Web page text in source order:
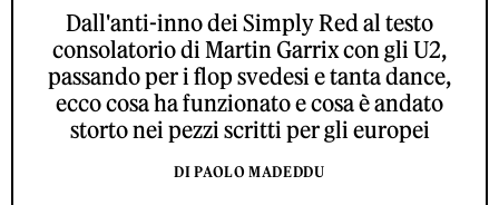
Dall'anti-inno dei Simply Red al testo
consolatorio di Martin Garrix con gli U2,
passando per i flop svedesi e tanta dance,
ecco cosa ha funzionato e cosa è andato
storto nei pezzi scritti per gli europei
DI PAOLO MADEDDU